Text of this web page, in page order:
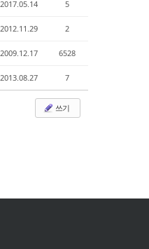
2017.05.14 5
2012.11.29 2
2009.12.17 6528
2013.08.27 7
쓰기